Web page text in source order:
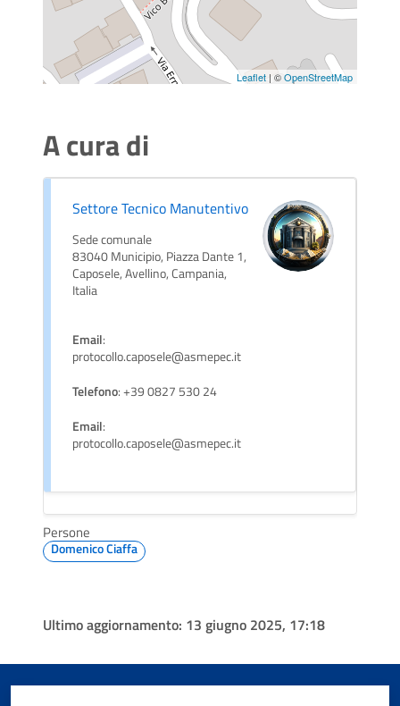
Leaflet | ©OpenStreetMap
A cura di
Settore Tecnico Manutentivo
Sede comunale
83040 Municipio, Piazza Dante 1,
Caposele, Avellino, Campania,
Italia
Email:
protocollo.caposele@asmepec.it
Telefono: +39 0827 530 24
Email:
protocollo.caposele@asmepec.it
Persone
Domenico Ciaffa
Ultimo aggiornamento: 13 giugno 2025, 17:18